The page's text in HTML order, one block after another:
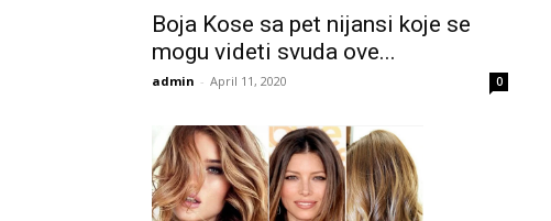
Boja Kose sa pet nijansi koje se
mogu videti svuda ove...
admin - April 11, 2020 0